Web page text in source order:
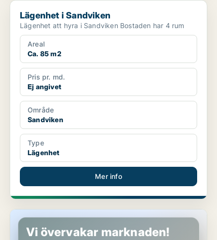
Lägenhet i Sandviken
Lägenhet i Sandviken
Lägenhet att hyra i Sandviken Bostaden har 4 rum
Areal
Ca. 85 m2
Pris pr. md.
Ej angivet
Område
Sandviken
Type
Lägenhet
Mer info
Lägenhet i Sandviken, Storvik
Vi övervakar marknaden!